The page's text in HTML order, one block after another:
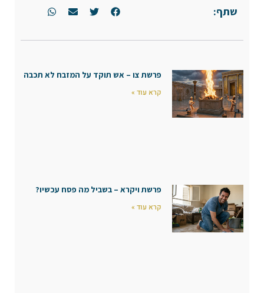
שתף:
פרשת צו – אש תוקד על המזבח לא תכבה
קרא עוד »
פרשת ויקרא – בשביל מה פסח עכשיו?
קרא עוד »